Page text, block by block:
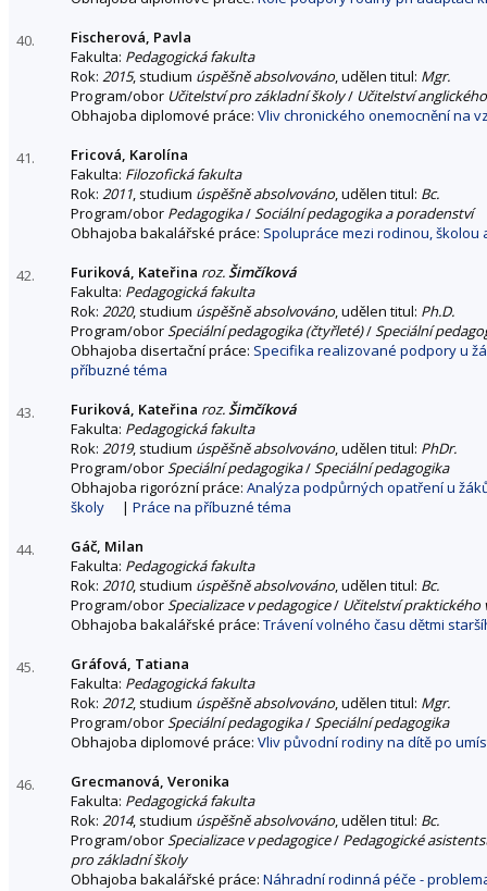
40.
Fischerová, Pavla
Fakulta: Pedagogická fakulta
Rok: 2015, studium úspěšně absolvováno, udělen titul: Mgr.
Program/obor Učitelství pro základní školy/ Učitelství
Obhajoba diplomové práce: Vliv chronického onemocnění na
41.
Fricová, Karolína
Fakulta: Filozofická fakulta
Rok: 2011, studium úspěšně absolvováno, udělen titul: Bc.
Program/obor Pedagogika/Sociální pedagogika a poradenství
Obhajoba bakalářské práce: Spolupráce mezi rodinou,
42. Furiková, Kateřina roz.Šimčíková
Fakulta: Pedagogická fakulta
Rok: 2020, studium úspěšně absolvováno, udělen titul: Ph.D.
Program/oborSpeciální pedagogika (čtyřleté)/Speciální
Obhajoba disertační práce: Specifika realizované podpory u
příbuzné téma
43. Furiková, Kateřina roz.Šimčíková
Fakulta: Pedagogická fakulta
Rok: 2019, studium úspěšně absolvováno, udělen titul: PhDr.
Program/oborSpeciální pedagogika/Speciální pedagogika
Obhajoba rigorózní práce: Analýza podpůrných opatření u
školy
| Práce na příbuzné téma
44.
Gáč, Milan
Fakulta: Pedagogická fakulta
Rok: 2010, studium úspěšně absolvováno, udělen titul: Bc.
Program/oborSpecializace v pedagogice/ Učitelství praktického
Obhajoba bakalářské práce: Trávení volného času dětmi
45.
Gráfová, Tatiana
Fakulta: Pedagogická fakulta
Rok: 2012, studium úspěšně absolvováno, udělen titul: Mgr.
Program/oborSpeciální pedagogika/Speciální pedagogika
Obhajoba diplomové práce: Vliv původní rodiny na dítě po
46.
Grecmanová, Veronika
Fakulta: Pedagogická fakulta
Rok: 2014, studium úspěšně absolvováno, udělen titul: Bc.
Program/oborSpecializace v pedagogice/ Pedagogické
pro základní školy
Obhajoba bakalářské práce: Náhradní rodinná péče -